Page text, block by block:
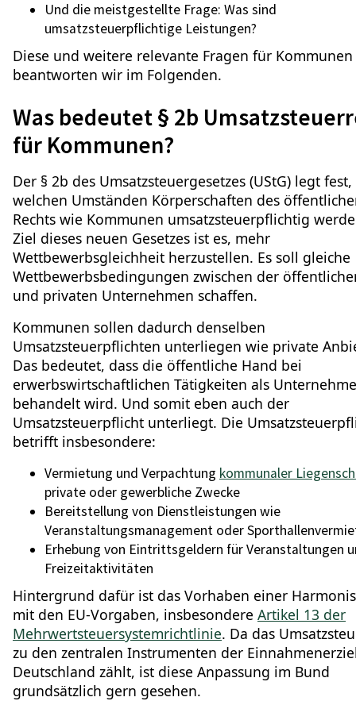
Und die meistgestellte Frage: Was sind
umsatzsteuerpflichtige Leistungen?
Diese und weitere relevante Fragen für Kommunen
beantworten wir im Folgenden.
Was bedeutet § 2b
für Kommunen?
Der § 2b des Umsatzsteuergesetzes (UStG) legt
welchen Umständen Körperschaften des
Rechts wie Kommunen umsatzsteuerpflichtig
Ziel dieses neuen Gesetzes ist es, mehr
Wettbewerbsgleichheit herzustellen. Es soll gleiche
Wettbewerbsbedingungen zwischen der
und privaten Unternehmen schaffen.
Kommunen sollen dadurch denselben
Umsatzsteuerpflichten unterliegen wie private
Das bedeutet, dass die öffentliche Hand bei
erwerbswirtschaftlichen Tätigkeiten als
behandelt wird. Und somit eben auch der
Umsatzsteuerpflicht unterliegt. Die
betrifft insbesondere:
Vermietung und Verpachtung kommunaler
private oder gewerbliche Zwecke
Bereitstellung von Dienstleistungen wie
Veranstaltungsmanagement oder
Erhebung von Eintrittsgeldern für Veranstaltungen
Freizeitaktivitäten
Hintergrund dafür ist das Vorhaben einer
mit den EU-Vorgaben, insbesondere Artikel 13 der
Mehrwertsteuersystemrichtlinie. Da das
zu den zentralen Instrumenten der
Deutschland zählt, ist diese Anpassung im Bund
grundsätzlich gern gesehen.